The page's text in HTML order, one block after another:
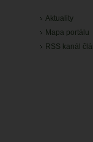
Aktuality
Mapa portálu
RSS kanál